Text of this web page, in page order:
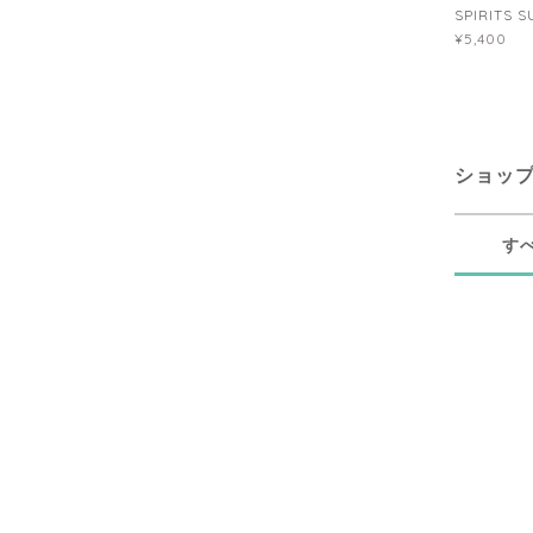
SPIRITS
¥5,400
ショッ
す